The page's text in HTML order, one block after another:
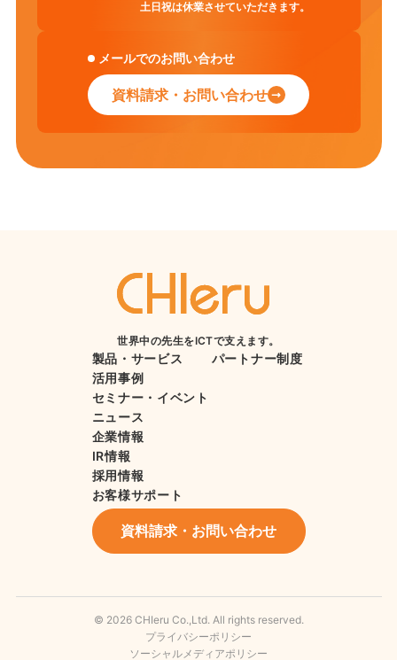
土日祝は休業させていただきます。
メールでのお問い合わせ
資料請求・お問い合わせ
世界中の先生をICTで支えます。
製品・サービス
活用事例
セミナー・イベント
ニュース
企業情報
IR情報
採用情報
お客様サポート
パートナー制度
資料請求・お問い合わせ
© 2026 CHIeru Co.,Ltd. All rights reserved.
プライバシーポリシー
ソーシャルメディアポリシー